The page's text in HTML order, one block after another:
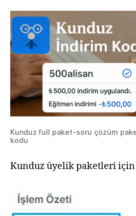
Kunduz full paket-soru çözüm
kodu
Kunduz üyelik paketleri için